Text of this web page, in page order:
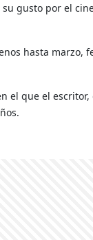
gusto por el
hasta marzo,
el que el